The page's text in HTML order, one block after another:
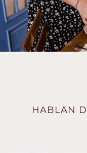
HABLAN